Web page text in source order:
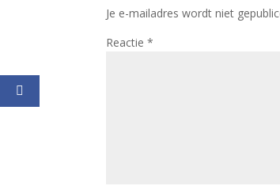
Je e-mailadres wordt niet
Reactie*